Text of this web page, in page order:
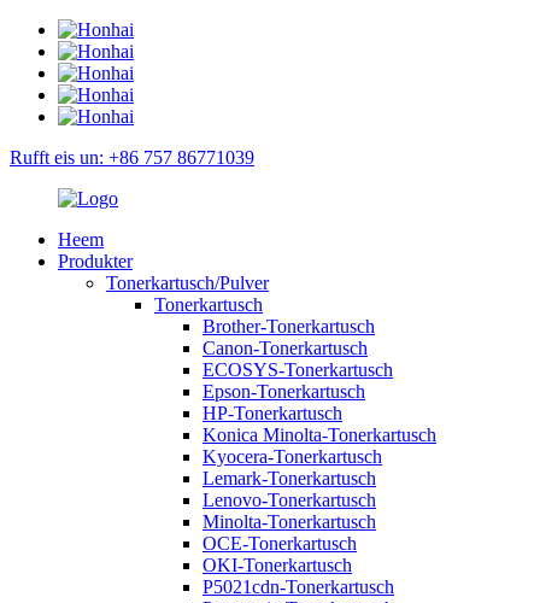
Rufft eis un: +86 757 86771039
Heem
Produkter
Tonerkartusch/Pulver
Tonerkartusch
Brother-Tonerkartusch
Canon-Tonerkartusch
ECOSYS-Tonerkartusch
Epson-Tonerkartusch
HP-Tonerkartusch
Konica Minolta-Tonerkartusch
Kyocera-Tonerkartusch
Lemark-Tonerkartusch
Lenovo-Tonerkartusch
Minolta-Tonerkartusch
OCE-Tonerkartusch
OKI-Tonerkartusch
P5021cdn-Tonerkartusch